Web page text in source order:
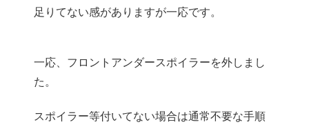
足りてない感がありますが一応です。
一応、フロントアンダースポイラーを外しまし
た。
スポイラー等付いてない場合は通常不要な手順